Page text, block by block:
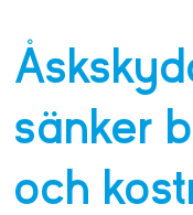
Klickahär för att
sänker
och